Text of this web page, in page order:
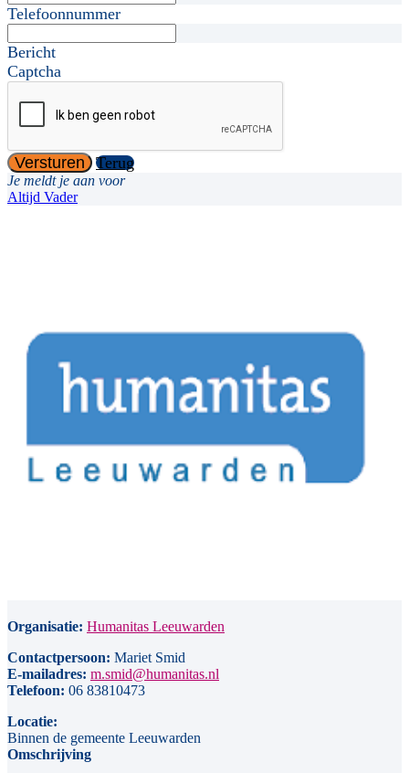
Telefoonnummer
Bericht
Captcha
Versturen Terug
Je meldt je aan voor
Altijd Vader
Organisatie: Humanitas Leeuwarden
Contactpersoon: Mariet Smid
E-mailadres: m.smid@humanitas.nl
Telefoon: 06 83810473
Locatie:
Binnen de gemeente Leeuwarden
Omschrijving